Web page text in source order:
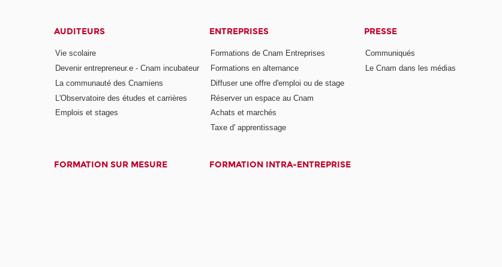
AUDITEURS
Vie scolaire
Devenir entrepreneur.e - Cnam incubateur
La communauté des Cnamiens
L'Observatoire des études et carrières
Emplois et stages
ENTREPRISES
Formations de Cnam Entreprises
Formations en alternance
Diffuser une offre d'emploi ou de stage
Réserver un espace au Cnam
Achats et marchés
Taxe d' apprentissage
PRESSE
Communiqués
Le Cnam dans les médias
FORMATION SUR MESURE FORMATION INTRA-ENTREPRISE